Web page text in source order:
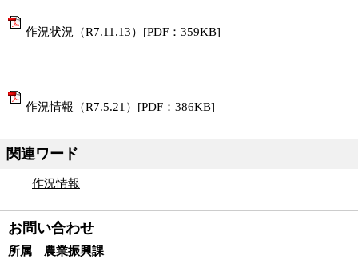
作況状況（R7.11.13）[PDF：359KB]
作況情報（R7.5.21）[PDF：386KB]
関連ワード
作況情報
お問い合わせ
所属 農業振興課